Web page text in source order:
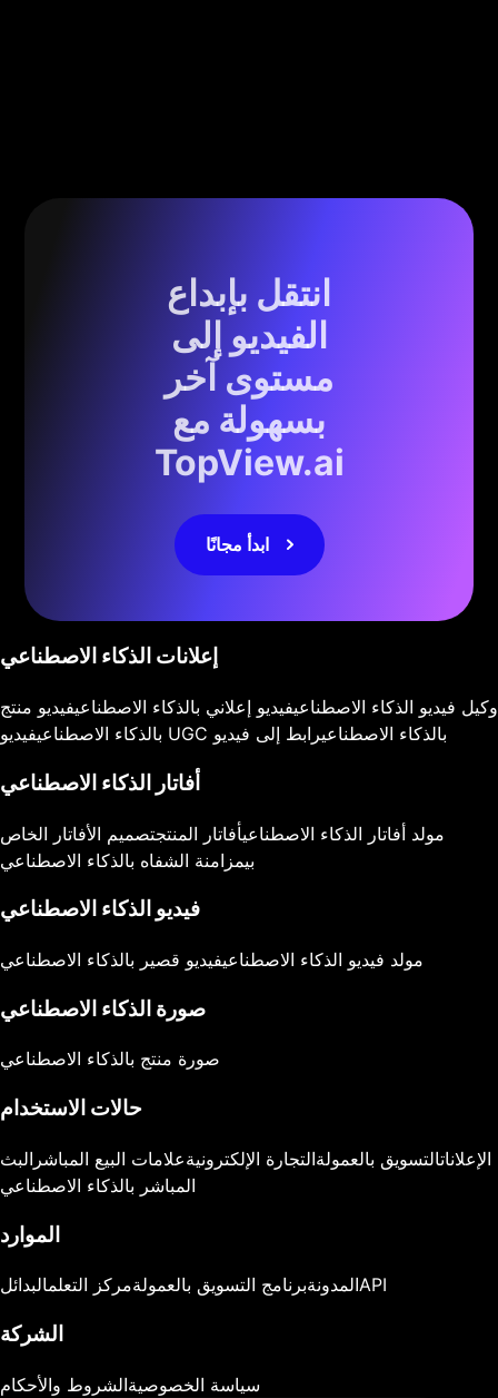
انتقل بإبداع
الفيديو إلى
مستوى آخر
بسهولة مع
TopView.ai
ابدأ مجانًا
إعلانات الذكاء الاصطناعي
وكيل فيديو الذكاء الاصطناعيفيديو إعلاني بالذكاء الاصطناعيفيديو منتج
بالذكاء الاصطناعي
فيديو UGC بالذكاء الاصطناعيرابط إلى فيديو
أفاتار الذكاء الاصطناعي
مولد أفاتار الذكاء الاصطناعيأفاتار المنتجتصميم الأفاتار الخاص
بيمزامنة الشفاه بالذكاء الاصطناعي
فيديو الذكاء الاصطناعي
مولد فيديو الذكاء الاصطناعيفيديو قصير بالذكاء الاصطناعي
صورة الذكاء الاصطناعي
صورة منتج بالذكاء الاصطناعي
حالات الاستخدام
الإعلاناتالتسويق بالعمولةالتجارة الإلكترونيةعلامات البيع المباشر البث
المباشر بالذكاء الاصطناعي
الموارد
المدونةبرنامج التسويق بالعمولةمركز التعلمالبدائل API
الشركة
سياسة الخصوصيةالشروط والأحكام